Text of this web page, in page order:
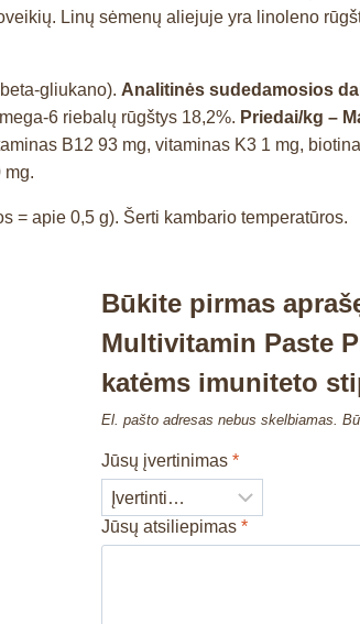
Linų sėmenų aliejuje yra linoleno
gliukano). Analitinės sudedamosios
6 riebalų rūgštys 18,2%. Priedai/kg –
B12 93 mg, vitaminas K3 1 mg,
mg.
= apie 0,5 g). Šerti kambario temperatūros.
Būkite pirmas
Multivitamin Paste
katėms imuniteto
El. pašto adresas nebus skelbiamas.
Jūsų įvertinimas*
Jūsų atsiliepimas*